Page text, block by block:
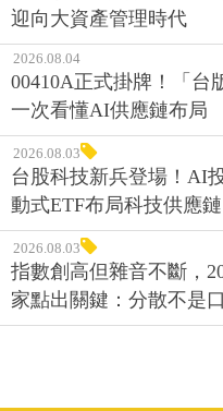
迎向大資產管理時代
2026.08.04
00410A正式掛牌！「台
一次看懂AI供應鏈布局
2026.08.03
台股科技新兵登場！AI
動式ETF布局科技供應
2026.08.03
指數創高但雜音不斷，
家點出關鍵：分散不是